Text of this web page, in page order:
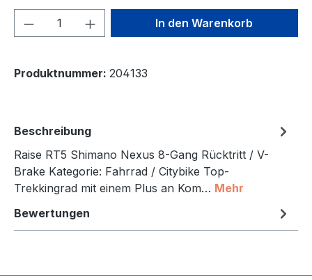
Produkt Anzahl: Gib denIn den Warenkorb
Produktnummer: 204133
Beschreibung
Raise RT5 Shimano Nexus 8-Gang Rücktritt / V-
Brake Kategorie: Fahrrad / Citybike Top-
Trekkingrad mit einem Plus an Kom… Mehr
Bewertungen